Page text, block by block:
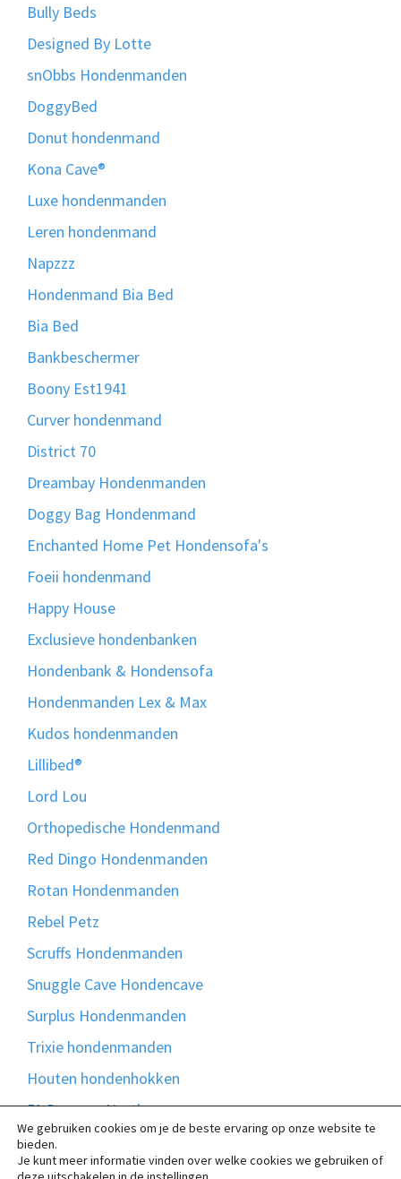
Bully Beds
Designed By Lotte
snObbs Hondenmanden
DoggyBed
Donut hondenmand
Kona Cave®
Luxe hondenmanden
Leren hondenmand
Napzzz
Hondenmand Bia Bed
Bia Bed
Bankbeschermer
Boony Est1941
Curver hondenmand
District 70
Dreambay Hondenmanden
Doggy Bag Hondenmand
Enchanted Home Pet Hondensofa's
Foeii hondenmand
Happy House
Exclusieve hondenbanken
Hondenbank & Hondensofa
Hondenmanden Lex & Max
Kudos hondenmanden
Lillibed®
Lord Lou
Orthopedische Hondenmand
Red Dingo Hondenmanden
Rotan Hondenmanden
Rebel Petz
Scruffs Hondenmanden
Snuggle Cave Hondencave
Surplus Hondenmanden
Trixie hondenmanden
Houten hondenhokken
51 Degrees North
Bontmand
Madison Friends
We gebruiken cookies om je de beste ervaring op onze website te
bieden.
Je kunt meer informatie vinden over welke cookies we gebruiken of